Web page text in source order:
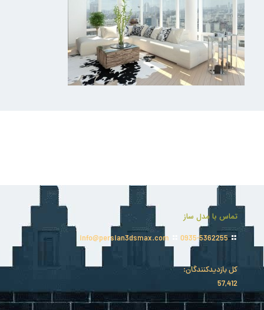
تماس با مدل ساز
0935-5362255
کل بازدیدکنند‌گان:
57,412